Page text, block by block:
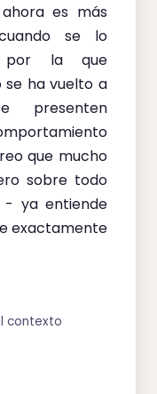
es más
se lo
por la que
se ha vuelto a
presenten
que mucho
sobre todo
- ya entiende
exactamente
contexto